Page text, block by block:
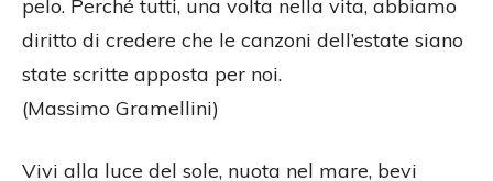
pelo. Perché tutti, una volta nella vita, abbiamo
diritto di credere che le canzoni dell’estate siano
state scritte apposta per noi.
(Massimo Gramellini)
Vivi alla luce del sole, nuota nel mare, bevi